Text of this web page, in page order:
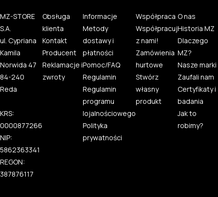
MZ-STORE
S.A.
ul. Cypriana
Kamila
Norwida 47
84-240
Reda
KRS:
0000877266
NIP:
5862363341
REGON:
387876117
Obsługa
klienta
Kontakt
Producent
Reklamacje i
zwroty
Informacje
Metody
dostawy i
płatności
Pomoc/FAQ
Regulamin
Regulamin
programu
lojalnościowego
Polityka
prywatności
Współpraca
Współpracuj
z nami!
Zamówienia
hurtowe
Stwórz
własny
produkt
O nas
Historia MZ
Dlaczego
MZ?
Nasze marki
Zaufali nam
Certyfikaty i
badania
Jak to
robimy?